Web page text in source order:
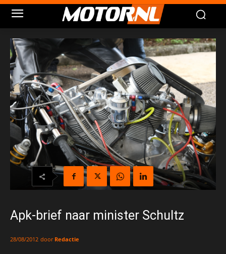
Apk-brief naar minister Schultz
28/08/2012 door Redactie